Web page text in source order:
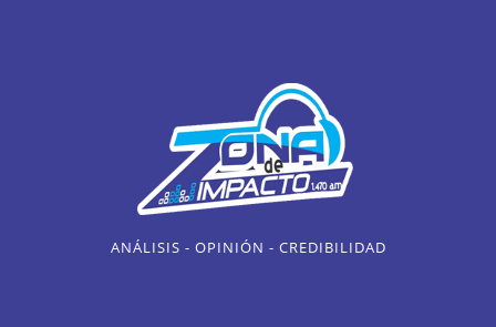
ANÁLISIS - OPINIÓN - CREDIBILIDAD